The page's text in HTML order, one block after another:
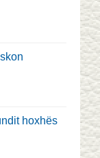
hoxhës